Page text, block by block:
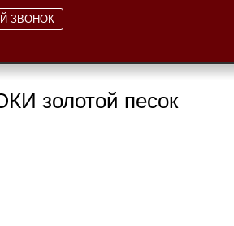
ЗВОНОК
золотой песок